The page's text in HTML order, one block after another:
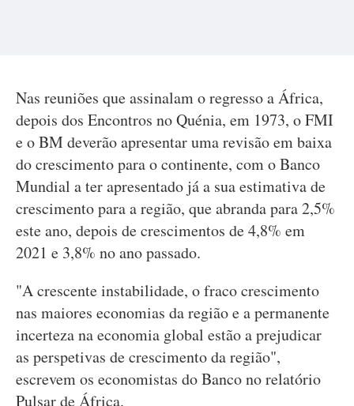
Nas reuniões que assinalam o regresso a África,
depois dos Encontros no Quénia, em 1973, o FMI
e o BM deverão apresentar uma revisão em baixa
do crescimento para o continente, com o Banco
Mundial a ter apresentado já a sua estimativa de
crescimento para a região, que abranda para 2,5%
este ano, depois de crescimentos de 4,8% em
2021 e 3,8% no ano passado.
"A crescente instabilidade, o fraco crescimento
nas maiores economias da região e a permanente
incerteza na economia global estão a prejudicar
as perspetivas de crescimento da região",
escrevem os economistas do Banco no relatório
Pulsar de África.